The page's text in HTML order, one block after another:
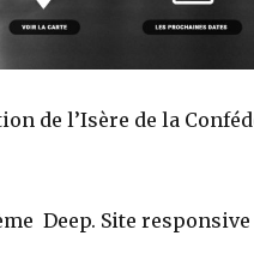
de l’Isère de la
Deep. Site